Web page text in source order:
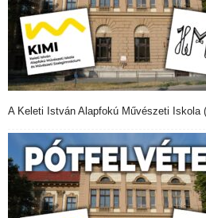
A Keleti István Alapfokú Művészeti